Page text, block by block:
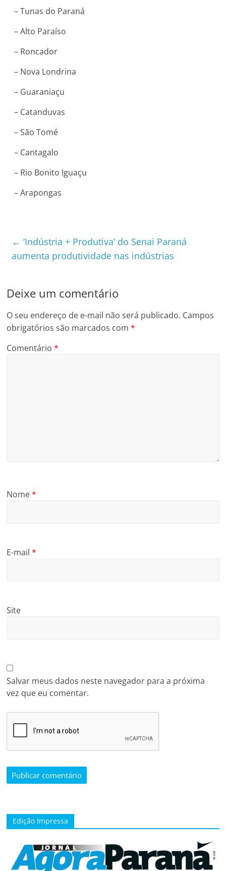
– Tunas do Paraná
– Alto Paraíso
– Roncador
– Nova Londrina
– Guaraniaçu
– Catanduvas
– São Tomé
– Cantagalo
– Rio Bonito Iguaçu
– Arapongas
← ‘Indústria + Produtiva’ do Senai Paraná
aumenta produtividade nas indústrias
Deixe um comentário
O seu endereço de e-mail não será publicado. Campos
obrigatórios são marcados com*
Comentário*
Nome*
E-mail*
Site
Salvar meus dados neste navegador para a próxima
vez que eu comentar.
Edição Impressa